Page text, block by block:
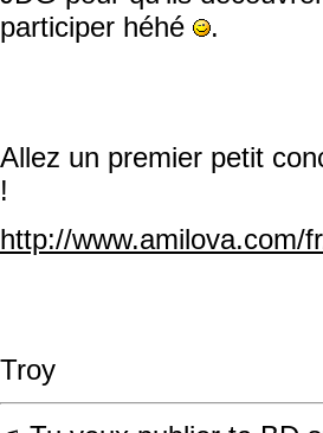
participer héhé
.
Allez un premier petit
!
http://
Troy